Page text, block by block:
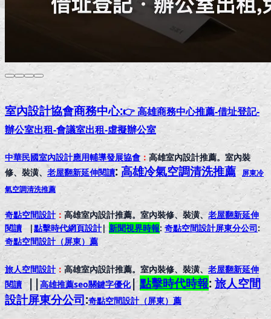
室內設計協會商務中心:👉 高雄商務中心推薦-借址登記-
辦公室出租-會議室出租-虛擬辦公室
中華民國室內設計應用輔導發展協會 ： 高雄室內設計推薦。室內裝
修、裝潢、 老屋翻新延伸閱讀: 高雄冷氣空調清洗推薦
屏東冷
氣空調清洗推薦
奇點空間設計： 高雄室內設計推薦。室內裝修、裝潢、老屋翻新延伸
閱讀|點擊時代網頁設計|新聞視界時報: 奇點空間設計屏東分公司:
奇點空間設計（屏東） 薦
旅人空間設計： 高雄室內設計推薦。室內裝修、裝潢、老屋翻新延伸
閱讀 ||高雄推薦seo關鍵字優化|點擊時代時報: 旅人空間
設計屏東分公司:奇點空間設計（屏東） 薦